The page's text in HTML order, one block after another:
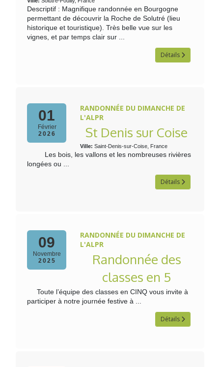
Descriptif : Magnifique randonnée en Bourgogne
permettant de découvrir la Roche de Solutré (lieu
historique et touristique). Très belle vue sur les
vignes, et par temps clair sur ...
Détails
01
Février
2026
RANDONNÉE DU DIMANCHE DE
L'ALPR
St Denis sur Coise
Ville: Saint-Denis-sur-Coise, France
Les bois, les vallons et les nombreuses rivières
longées ou ...
Détails
09
Novembre
2025
RANDONNÉE DU DIMANCHE DE
L'ALPR
Randonnée des
classes en 5
Toute l’équipe des classes en CINQ vous invite à
participer à notre journée festive à ...
Détails